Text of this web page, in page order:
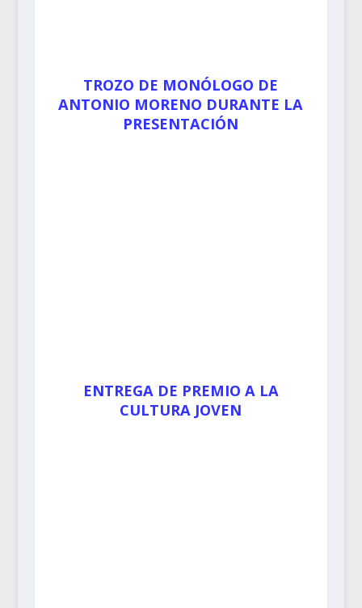
TROZO DE MONÓLOGO DE
ANTONIO MORENO DURANTE LA
PRESENTACIÓN
ENTREGA DE PREMIO A LA
CULTURA JOVEN